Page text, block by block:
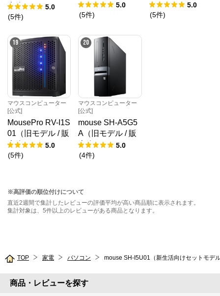
売終了）
5.0
(5件)
5.0
(5件)
5.0
(5件)
19
マウスコンピューター
[公式]
MousePro RV-I1S
01（旧モデル / 販
売終了）
5.0
(5件)
20
マウスコンピューター
[公式]
mouse SH-A5G5
A（旧モデル / 販
売終了）
5.0
(4件)
※高評価の順位付けについて
直近2週間で集計したレビューの評価平均が高い商品順に表示されます。
集計対象は、5件以上のレビューがある商品となります。
TOP 家電 パソコン mouse SH-I5U01（新生活向けセットモデ
商品・レビューを探す